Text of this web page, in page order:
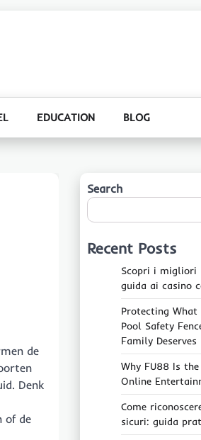
EDUCATION BLOG
de
Denk
of de
Search
Recent Posts
Scopri i migliori
guida ai casino
Protecting
Pool Safety
Family Deserves
Why FU88 Is the
Online
Come
sicuri: guida